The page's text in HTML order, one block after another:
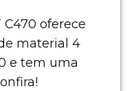
C470 oferece
material 4
e tem uma